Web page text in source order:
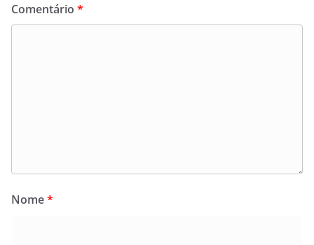
Comentário *
Nome*